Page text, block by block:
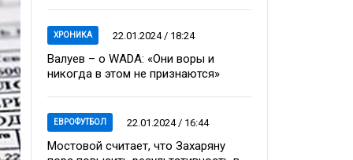
ХРОНИКА 22.01.2024 / 18:24
Валуев – о WADA: «Они воры и
никогда в этом не признаются»
ЕВРОФУТБОЛ 22.01.2024 / 16:44
Мостовой считает, что Захаряну